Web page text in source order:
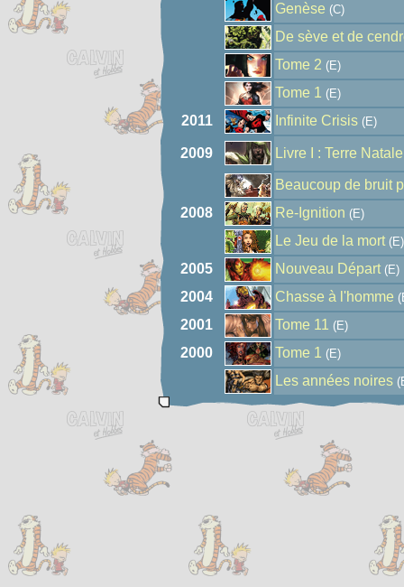
Genèse (C)
De sève et de
Tome 2 (E)
Tome 1 (E)
2011 Infinite Crisis (E)
2009 Livre I : Terre Natale
Beaucoup de bruit
2008
Re-Ignition (E)
Le Jeu de la mort(E)
2005 Nouveau Départ(E)
2004 Chasse à l'homme
2001 Tome 11 (E)
2000 Tome 1 (E)
Les années noires